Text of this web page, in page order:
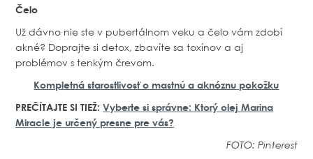
Čelo
Už dávno nie ste v pubertálnom veku a čelo vám zdobí
akné? Doprajte si detox, zbavíte sa toxínov a aj
problémov s tenkým črevom.
Kompletná starostlivosť o mastnú a aknóznu pokožku
PREČÍTAJTE SI TIEŽ:Vyberte si správne: Ktorý olej Marina
Miracle je určený presne pre vás?
FOTO: Pinterest